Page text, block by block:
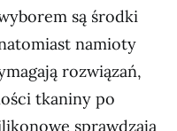
są środki
namioty
rozwiązań,
tkaniny po
sprawdzają